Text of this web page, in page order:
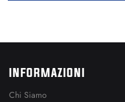
INFORMAZIONI
Chi Siamo